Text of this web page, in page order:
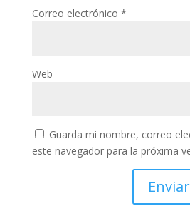
Correo electrónico *
Web
Guarda mi nombre, correo
este navegador para la próxima